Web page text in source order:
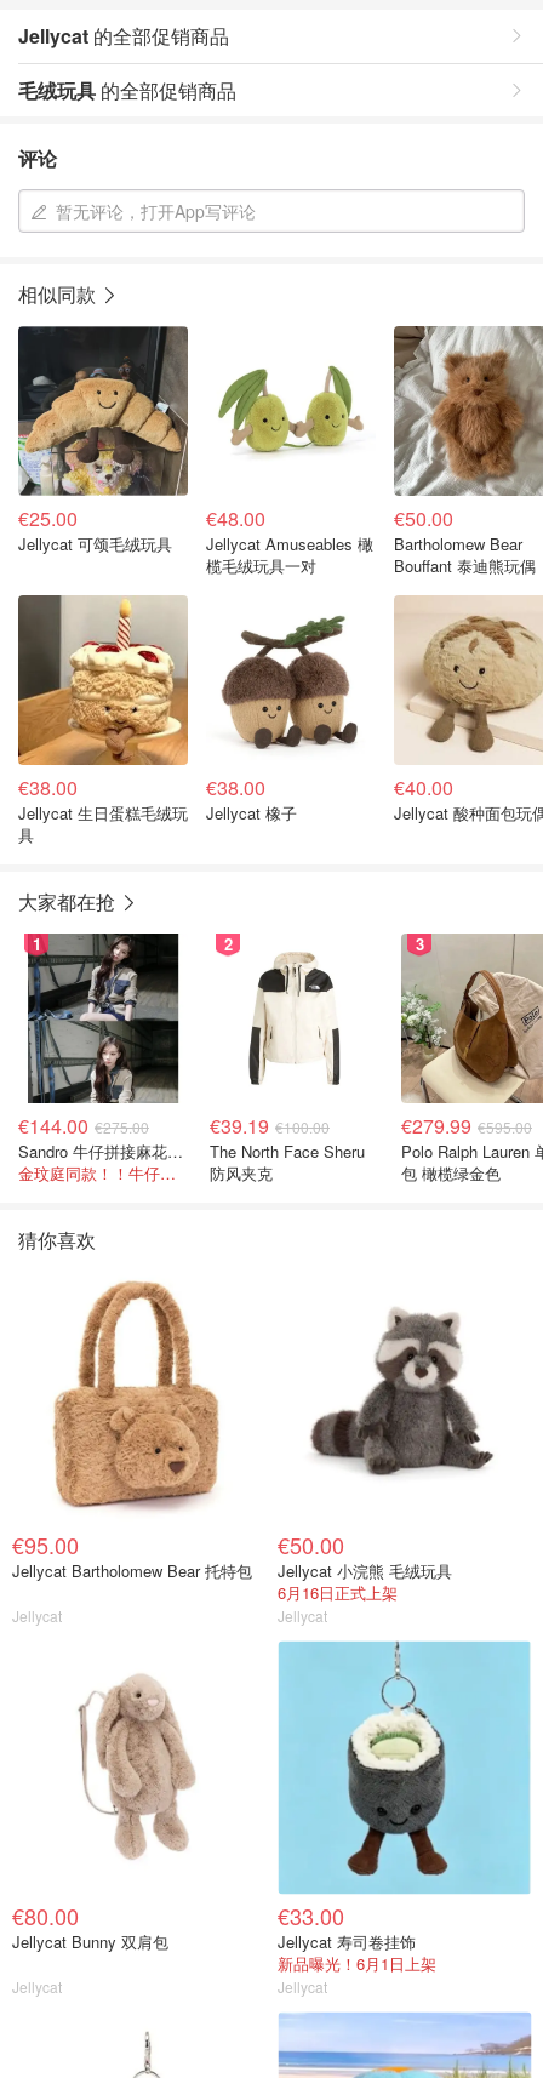
Jellycat 的全部促销商品
毛绒玩具 的全部促销商品
评论
暂无评论，打开App写评论
相似同款
€25.00
Jellycat 可颂毛绒玩具
€48.00
Jellycat Amuseables 橄
榄毛绒玩具一对
€50.00
Bartholomew Bear
Bouffant 泰迪熊玩偶
€38.00
Jellycat 生日蛋糕毛绒玩
具
€38.00
Jellycat 橡子
€40.00
Jellycat 酸种面包玩
大家都在抢
1
€144.00 €275.00
Sandro 牛仔拼接麻花针织夹克
金玟庭同款！！牛仔拼接超有层次感
2
€39.19 €100.00
The North Face Sheru
防风夹克
3
€279.99 €595.00
Polo Ralph Lauren
包 橄榄绿金色
猜你喜欢
€95.00
Jellycat Bartholomew Bear 托特包
Jellycat
€50.00
Jellycat 小浣熊 毛绒玩具
6月16日正式上架
Jellycat
€80.00
Jellycat Bunny 双肩包
Jellycat
€33.00
Jellycat 寿司卷挂饰
新品曝光！6月1日上架
Jellycat